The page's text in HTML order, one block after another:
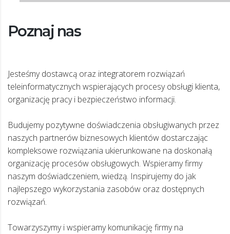
Poznaj nas
Jesteśmy dostawcą oraz integratorem rozwiązań
teleinformatycznych wspierających procesy obsługi klienta,
organizację pracy i bezpieczeństwo informacji.
Budujemy pozytywne doświadczenia obsługiwanych przez
naszych partnerów biznesowych klientów dostarczając
kompleksowe rozwiązania ukierunkowane na doskonałą
organizację procesów obsługowych. Wspieramy firmy
naszym doświadczeniem, wiedzą. Inspirujemy do jak
najlepszego wykorzystania zasobów oraz dostępnych
rozwiązań.
Towarzyszymy i wspieramy komunikację firmy na